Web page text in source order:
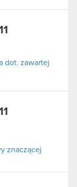
dot. zawartej
znaczącej